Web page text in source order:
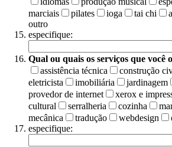
marciais
pilates ioga tai chi
outro
especifique:
Qual ou quais os serviços que você
assistência técnica
construção
eletricista
imobiliária jardinagem
provedor de internet
xerox e
cultural
serralheria cozinha
mecânica
tradução webdesign
especifique: